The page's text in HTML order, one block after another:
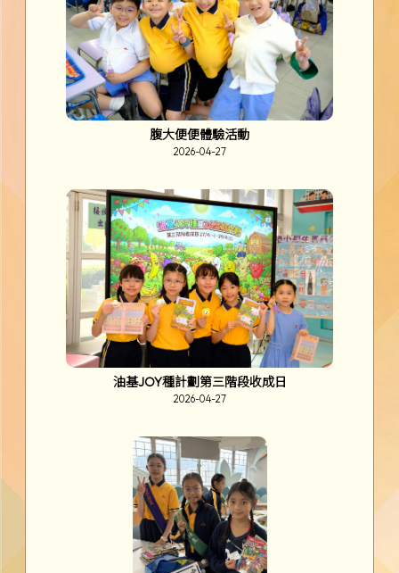
腹大便便體驗活動
2026-04-27
油基JOY種計劃第三階段收成日
2026-04-27